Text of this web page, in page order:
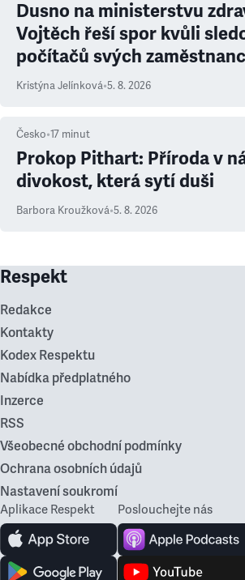
Dusno na ministerstvu
Vojtěch řeší spor kvůli
počítačů svých
Kristýna Jelínková•5. 8. 2026
Česko•17 minut
Prokop Pithart: Příroda v
divokost, která sytí duši
Barbora Kroužková•5. 8. 2026
Respekt
Redakce
Kontakty
Kodex Respektu
Nabídka předplatného
Inzerce
RSS
Všeobecné obchodní podmínky
Ochrana osobních údajů
Nastavení soukromí
Aplikace Respekt Poslouchejte nás